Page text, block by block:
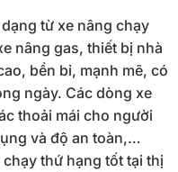
từ xe nâng chạy
nâng gas, thiết bị nhà
bền bỉ, mạnh mẽ, có
ngày. Các dòng xe
thoải mái cho người
và độ an toàn,…
thứ hạng tốt tại thị